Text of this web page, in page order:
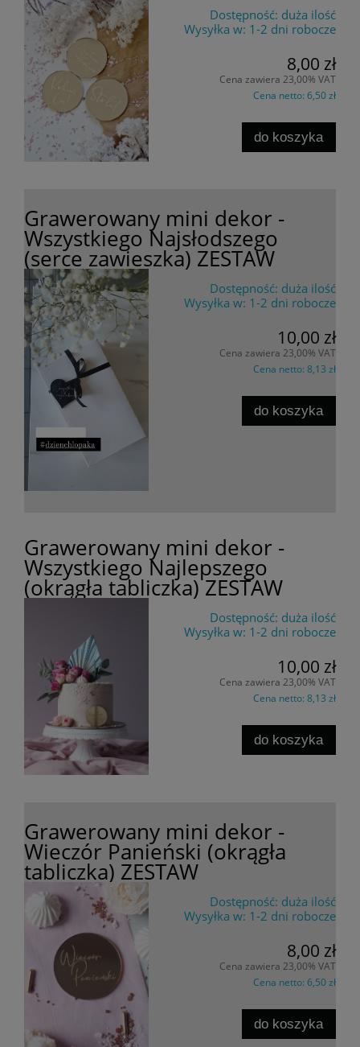
Dostępność: duża ilość
Wysyłka w: 1-2 dni robocze
8,00 zł
Cena zawiera 23,00% VAT
Cena netto: 6,50 zł
do koszyka
Grawerowany mini dekor -
Wszystkiego Najsłodszego
(serce zawieszka) ZESTAW
Dostępność: duża ilość
Wysyłka w: 1-2 dni robocze
10,00 zł
Cena zawiera 23,00% VAT
Cena netto: 8,13 zł
do koszyka
Grawerowany mini dekor -
Wszystkiego Najlepszego
(okrągła tabliczka) ZESTAW
Dostępność: duża ilość
Wysyłka w: 1-2 dni robocze
10,00 zł
Cena zawiera 23,00% VAT
Cena netto: 8,13 zł
do koszyka
Grawerowany mini dekor -
Wieczór Panieński (okrągła
tabliczka) ZESTAW
Dostępność: duża ilość
Wysyłka w: 1-2 dni robocze
8,00 zł
Cena zawiera 23,00% VAT
Cena netto: 6,50 zł
do koszyka